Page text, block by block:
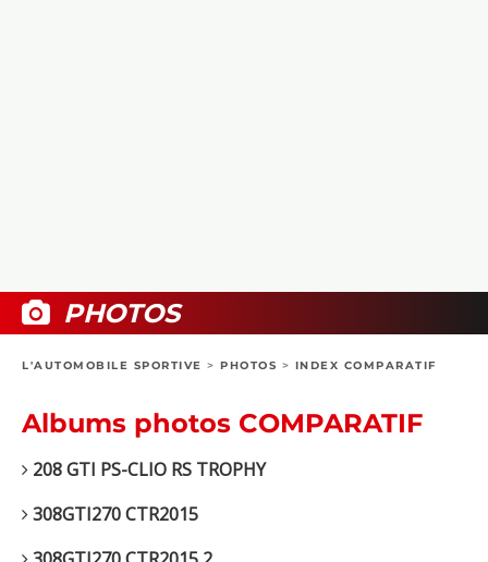
BOUTIQUE
PHOTOS
L'AUTOMOBILE SPORTIVE > PHOTOS > INDEX COMPARATIF
Albums photos COMPARATIF
208 GTI PS-CLIO RS TROPHY
308GTI270 CTR2015